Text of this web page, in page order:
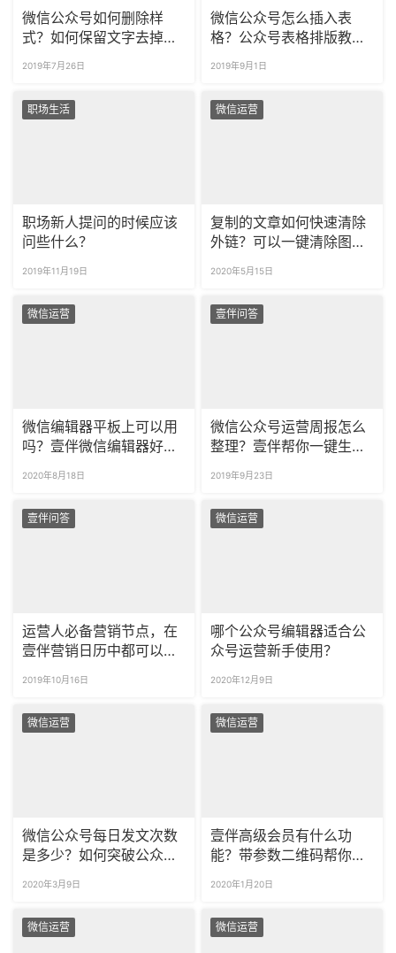
微信公众号如何删除样
式？如何保留文字去掉样
2019年7月26日
微信公众号怎么插入表
格？公众号表格排版教程
2019年9月1日
职场生活
职场新人提问的时候应该
问些什么？
2019年11月19日
微信运营
复制的文章如何快速清除
外链？可以一键清除图片
2020年5月15日
微信运营
微信编辑器平板上可以用
吗？壹伴微信编辑器好用
2020年8月18日
壹伴问答
微信公众号运营周报怎么
整理？壹伴帮你一键生成
2019年9月23日
壹伴问答
运营人必备营销节点，在
壹伴营销日历中都可以找
2019年10月16日
微信运营
哪个公众号编辑器适合公
众号运营新手使用？
2020年12月9日
微信运营
微信公众号每日发文次数
是多少？如何突破公众号
2020年3月9日
微信运营
壹伴高级会员有什么功
能？带参数二维码帮你统
2020年1月20日
微信运营 微信运营